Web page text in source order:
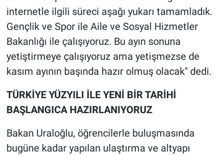
internetle ilgili süreci aşağı yukarı tamamladık.
Gençlik ve Spor ile Aile ve Sosyal Hizmetler
Bakanlığı ile çalışıyoruz. Bu ayın sonuna
yetiştirmeye çalışıyoruz ama yetişmezse de
kasım ayının başında hazır olmuş olacak" dedi.
TÜRKİYE YÜZYILI İLE YENİ BİR TARİHİ
BAŞLANGICA HAZIRLANIYORUZ
Bakan Uraloğlu, öğrencilerle buluşmasında
bugüne kadar yapılan ulaştırma ve altyapı